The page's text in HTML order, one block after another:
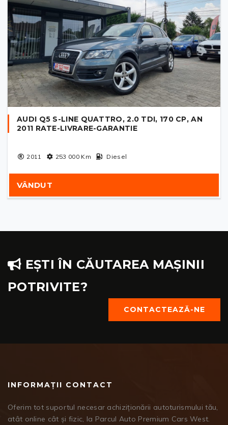
AUDI Q5 S-LINE QUATTRO, 2.0 TDI, 170 CP, AN
2011 RATE-LIVRARE-GARANTIE
2011 253 000Km Diesel
VÂNDUT
EȘTI ÎN CĂUTAREA MAȘINII
POTRIVITE?
CONTACTEAZĂ-NE
INFORMAȚII CONTACT
Oferim tot suportul necesar achiziționării autoturismului tău,
atât online cât și fizic, la Parcul Auto Premium Cars West.